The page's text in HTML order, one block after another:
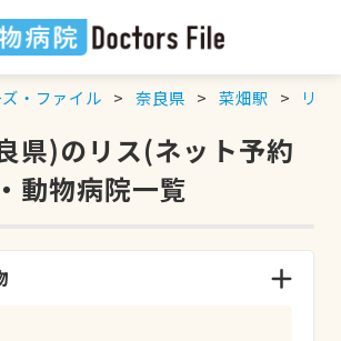
・ファイル 奈良県 菜畑駅 リス
県)のリス(ネット予約
動物病院一覧